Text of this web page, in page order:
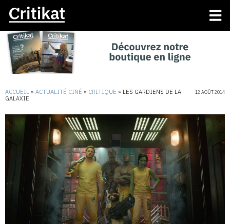
ACCUEIL » ACTUALITÉ CINÉ » CRITIQUE » LES GARDIENS DE LA
GALAXIE
12 AOÛT 2014